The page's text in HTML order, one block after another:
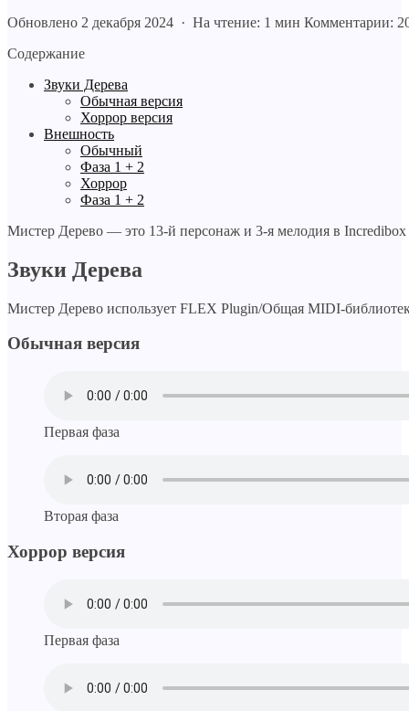
Обновлено 2 декабря 2024 · На чтение: 1 мин Комментарии:
Содержание
Звуки Дерева
Обычная версия
Хоррор версия
Внешность
Обычный
Фаза 1 + 2
Хоррор
Фаза 1 + 2
Мистер Дерево — это 13-й персонаж и 3-я мелодия в Incredibox
Звуки Дерева
Мистер Дерево использует FLEX Plugin/Общая MIDI-
Обычная версия
Первая фаза
Вторая фаза
Хоррор версия
Первая фаза